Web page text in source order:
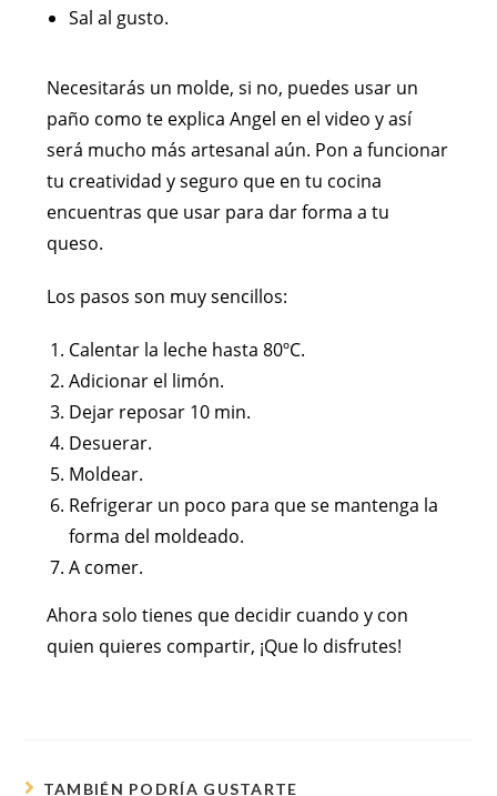
Sal al gusto.
Necesitarás un molde, si no, puedes usar un
paño como te explica Angel en el video y así
será mucho más artesanal aún. Pon a funcionar
tu creatividad y seguro que en tu cocina
encuentras que usar para dar forma a tu
queso.
Los pasos son muy sencillos:
Calentar la leche hasta 80ºC.
Adicionar el limón.
Dejar reposar 10 min.
Desuerar.
Moldear.
Refrigerar un poco para que se mantenga la
forma del moldeado.
A comer.
Ahora solo tienes que decidir cuando y con
quien quieres compartir, ¡Que lo disfrutes!
TAMBIÉN PODRÍA GUSTARTE